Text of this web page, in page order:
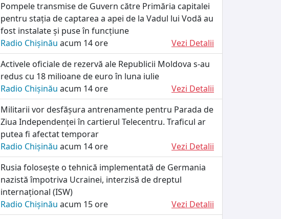
Pompele transmise de Guvern către Primăria capitalei
pentru stația de captarea a apei de la Vadul lui Vodă au
fost instalate și puse în funcțiune
Radio Chișinău acum 14 ore
Vezi Detalii
Activele oficiale de rezervă ale Republicii Moldova s-au
redus cu 18 milioane de euro în luna iulie
Radio Chișinău acum 14 ore
Vezi Detalii
Militarii vor desfășura antrenamente pentru Parada de
Ziua Independenței în cartierul Telecentru. Traficul ar
putea fi afectat temporar
Radio Chișinău acum 14 ore
Vezi Detalii
Rusia folosește o tehnică implementată de Germania
nazistă împotriva Ucrainei, interzisă de dreptul
internațional (ISW)
Radio Chișinău acum 15 ore
Vezi Detalii